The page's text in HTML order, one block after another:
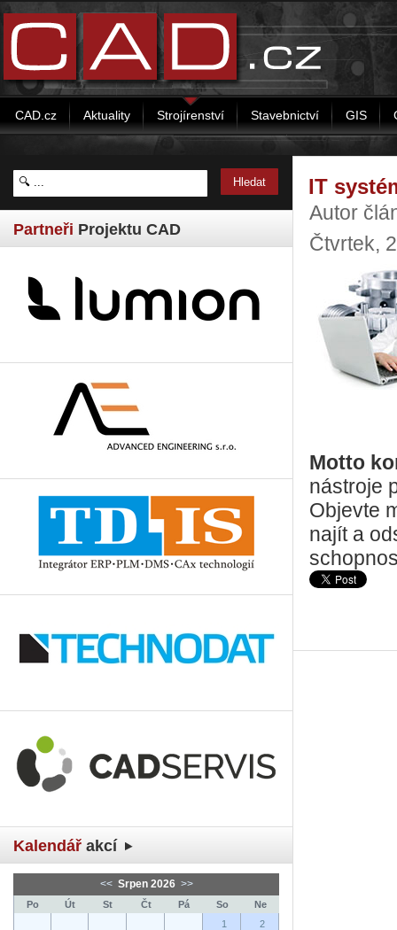
CAD.cz Aktuality Strojírenství Stavebnictví GIS
Partneři Projektu CAD
Kalendář akcí
<< Srpen 2026 >>
Po Út St Čt Pá So
Ne
1
2
IT
Autor
Čtvrtek,
Motto
nástroje
Objevte
najít a